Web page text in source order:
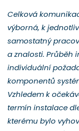
Celková
výborná, k
samostatný
a znalosti. Průběh
individuální
komponentů
Vzhledem k
termín instalace
kterému bylo